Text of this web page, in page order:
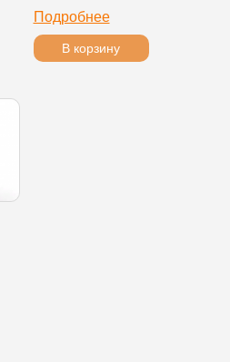
Подробнее
В корзину